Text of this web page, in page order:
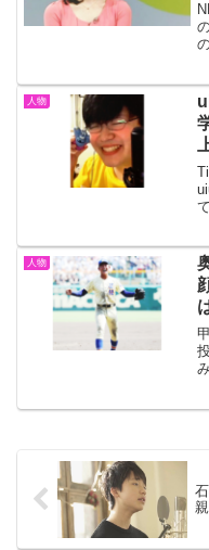
6
人物
人物